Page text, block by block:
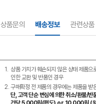
상품문의 배송정보 관련상품
1. 상품 가치가 훼손되지 않은 상태 제품
인한 교환 및 반품인 경우
2. 구매확정 전 제품의 경우에는 제품을
단, 고객 단순 변심에 의한 취소/환불/반